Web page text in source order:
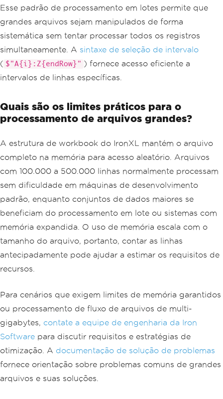
var
batch $ "A{i}:Z{endRo
foreach
(var cell in batch)
ProcessRecord
}
for very large files
// Alternative: Process row by row for
+)
{
// Process individual row data
}
Esse padrão de processamento em lotes permite que
grandes arquivos sejam manipulados de forma
sistemática sem tentar processar todos os registros
simultaneamente. A sintaxe de seleção de intervalo
( $"A{i}:Z{endRow}" ) fornece acesso eficiente a
intervalos de linhas específicas.
Quais são os limites práticos para o
processamento de arquivos grandes?
A estrutura de workbook do IronXL mantém o arquivo
completo na memória para acesso aleatório. Arquivos
com 100.000 a 500.000 linhas normalmente processam
sem dificuldade em máquinas de desenvolvimento
padrão, enquanto conjuntos de dados maiores se
beneficiam do processamento em lote ou sistemas com
memória expandida. O uso de memória escala com o
tamanho do arquivo, portanto, contar as linhas
antecipadamente pode ajudar a estimar os requisitos de
recursos.
Para cenários que exigem limites de memória garantidos
ou processamento de fluxo de arquivos de multi-
gigabytes, contate a equipe de engenharia da Iron
Software para discutir requisitos e estratégias de
otimização. A documentação de solução de problemas
fornece orientação sobre problemas comuns de grandes
arquivos e suas soluções.